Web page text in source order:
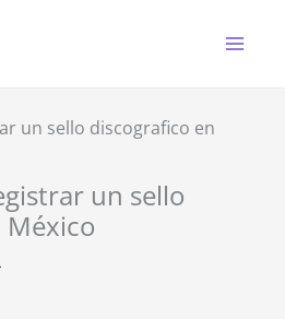
un sello